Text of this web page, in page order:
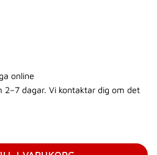
online
2–7 dagar. Vi kontaktar dig om det